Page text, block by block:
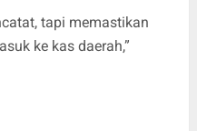
tapi memastikan
ke kas daerah,”